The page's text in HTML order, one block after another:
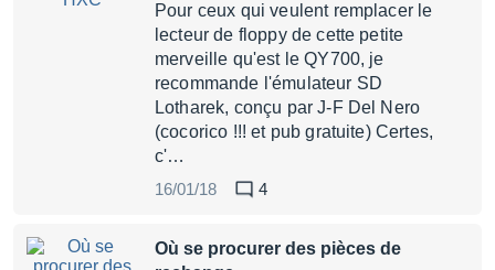
Pour ceux qui veulent remplacer le
lecteur de floppy de cette petite
merveille qu'est le QY700, je
recommande l'émulateur SD
Lotharek, conçu par J-F Del Nero
(cocorico !!! et pub gratuite) Certes,
c'…
16/01/18
4
Où se procurer des pièces de